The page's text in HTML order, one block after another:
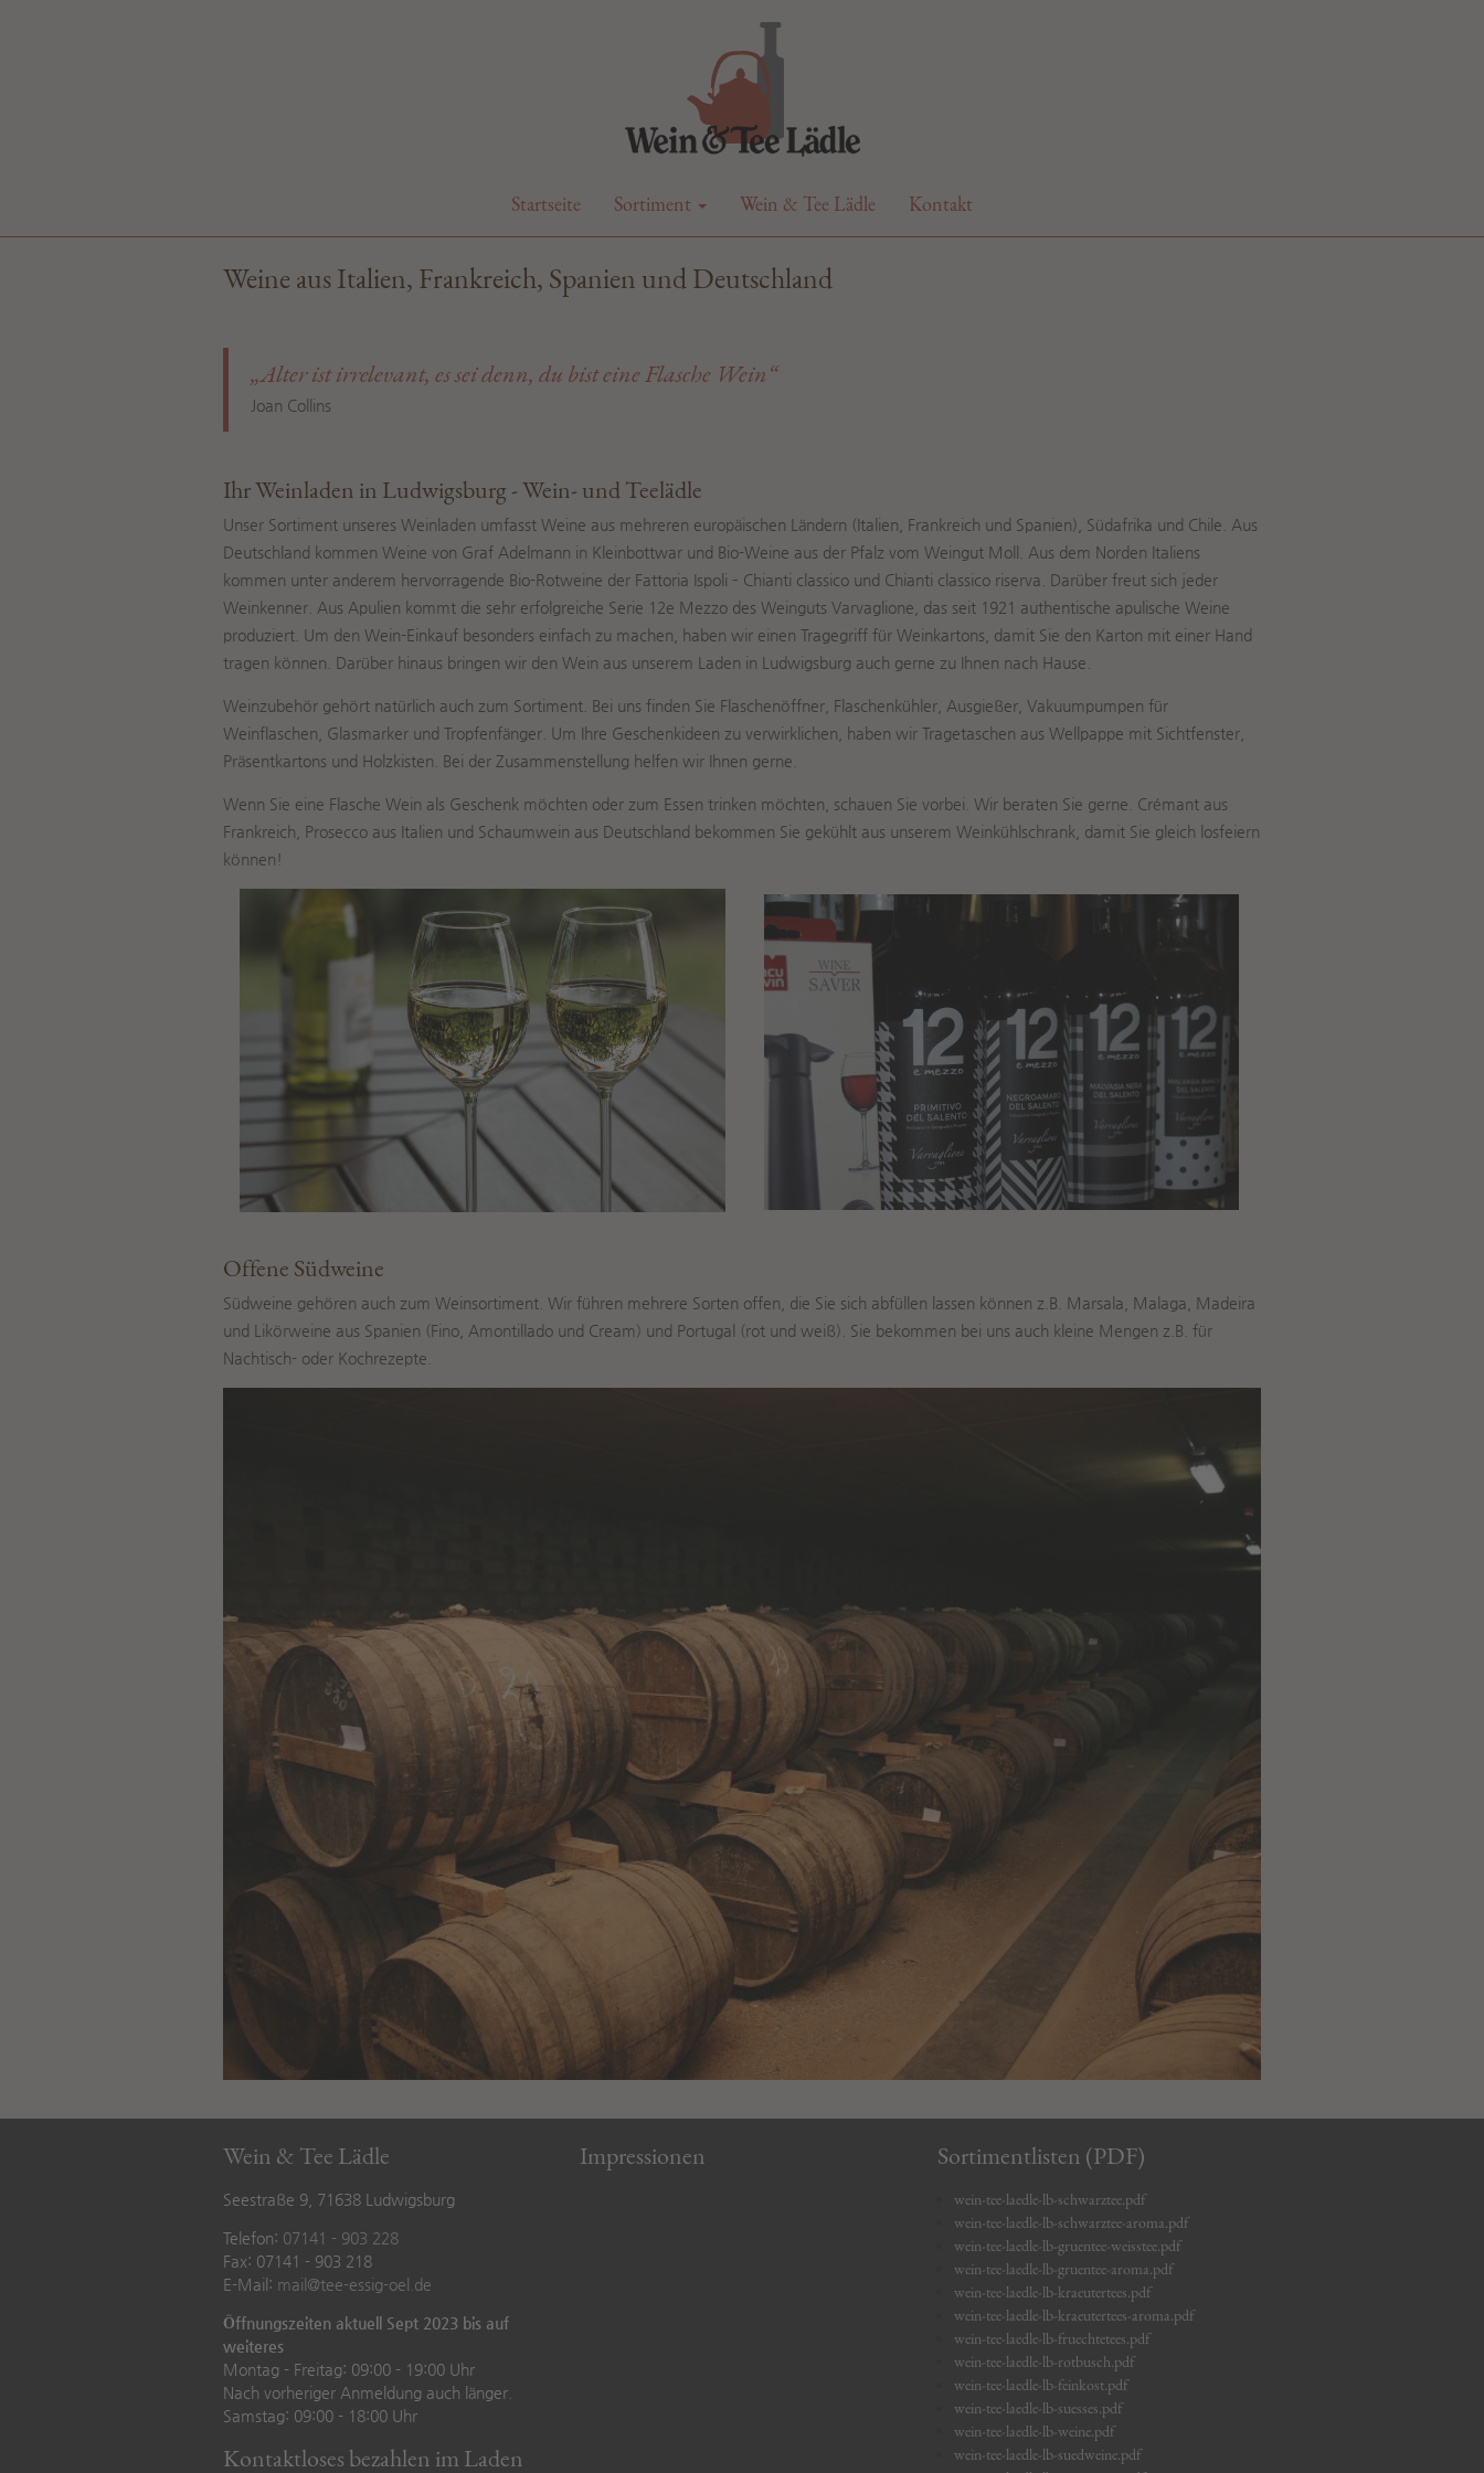
Startseite Sortiment Wein & Tee Lädle Kontakt
Weine aus Italien, Frankreich, Spanien und Deutschland
„Alter ist irrelevant, es sei denn, du bist eine Flasche Wein“
Joan Collins
Ihr Weinladen in Ludwigsburg - Wein- und Teelädle
Unser Sortiment unseres Weinladen umfasst Weine aus mehreren europäischen Ländern (Italien, Frankreich und Spanien), Südafrika und Chile. Aus
Deutschland kommen Weine von Graf Adelmann in Kleinbottwar und Bio-Weine aus der Pfalz vom Weingut Moll. Aus dem Norden Italiens
kommen unter anderem hervorragende Bio-Rotweine der Fattoria Ispoli – Chianti classico und Chianti classico riserva. Darüber freut sich jeder
Weinkenner. Aus Apulien kommt die sehr erfolgreiche Serie 12e Mezzo des Weinguts Varvaglione, das seit 1921 authentische apulische Weine
produziert. Um den Wein-Einkauf besonders einfach zu machen, haben wir einen Tragegriff für Weinkartons, damit Sie den Karton mit einer Hand
tragen können. Darüber hinaus bringen wir den Wein aus unserem Laden in Ludwigsburg auch gerne zu Ihnen nach Hause.
Weinzubehör gehört natürlich auch zum Sortiment. Bei uns finden Sie Flaschenöffner, Flaschenkühler, Ausgießer, Vakuumpumpen für
Weinflaschen, Glasmarker und Tropfenfänger. Um Ihre Geschenkideen zu verwirklichen, haben wir Tragetaschen aus Wellpappe mit Sichtfenster,
Präsentkartons und Holzkisten. Bei der Zusammenstellung helfen wir Ihnen gerne.
Wenn Sie eine Flasche Wein als Geschenk möchten oder zum Essen trinken möchten, schauen Sie vorbei. Wir beraten Sie gerne. Crémant aus
Frankreich, Prosecco aus Italien und Schaumwein aus Deutschland bekommen Sie gekühlt aus unserem Weinkühlschrank, damit Sie gleich losfeiern
können!
Offene Südweine
Südweine gehören auch zum Weinsortiment. Wir führen mehrere Sorten offen, die Sie sich abfüllen lassen können z.B. Marsala, Malaga, Madeira
und Likörweine aus Spanien (Fino, Amontillado und Cream) und Portugal (rot und weiß). Sie bekommen bei uns auch kleine Mengen z.B. für
Nachtisch- oder Kochrezepte.
Wein & Tee Lädle
Seestraße 9, 71638 Ludwigsburg
Telefon: 07141 - 903 228
Fax: 07141 - 903 218
E-Mail: mail@tee-essig-oel.de
Öffnungszeiten aktuell Sept 2023 bis auf
weiteres
Montag - Freitag: 09:00 - 19:00 Uhr
Nach vorheriger Anmeldung auch länger.
Samstag: 09:00 - 18:00 Uhr
Kontaktloses bezahlen im Laden
Impressionen Sortimentlisten (PDF)
wein-tee-laedle-lb-schwarztee.pdf
wein-tee-laedle-lb-schwarztee-aroma.pdf
wein-tee-laedle-lb-gruentee-weisstee.pdf
wein-tee-laedle-lb-gruentee-aroma.pdf
wein-tee-laedle-lb-kraeutertees.pdf
wein-tee-laedle-lb-kraeutertees-aroma.pdf
wein-tee-laedle-lb-fruechtetees.pdf
wein-tee-laedle-lb-rotbusch.pdf
wein-tee-laedle-lb-feinkost.pdf
wein-tee-laedle-lb-suesses.pdf
wein-tee-laedle-lb-weine.pdf
wein-tee-laedle-lb-suedweine.pdf